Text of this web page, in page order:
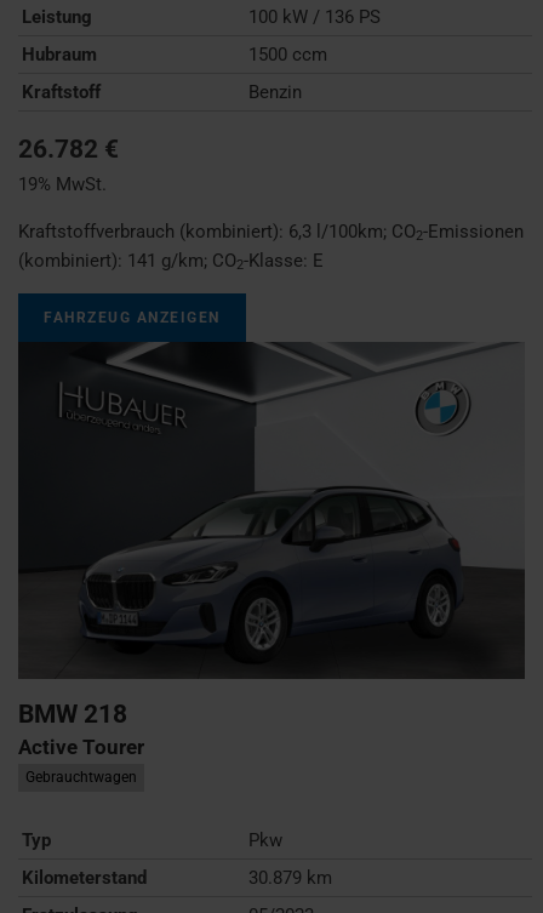
Leistung
100 kW / 136 PS
Hubraum
1500 ccm
Kraftstoff
Benzin
26.782 €
19% MwSt.
Kraftstoffverbrauch (kombiniert): 6,3 l/100km; CO2-Emissionen
(kombiniert): 141 g/km; CO2-Klasse: E
FAHRZEUG ANZEIGEN
BMW 218
Active Tourer
Gebrauchtwagen
Typ
Pkw
Kilometerstand
30.879 km